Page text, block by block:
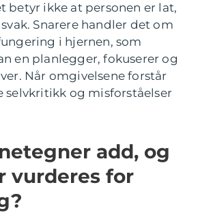
betyr ikke at personen er lat,
Snarere handler det om
i hjernen, som
en planlegger, fokuserer og
Når omgivelsene forstår
selvkritikk og misforståelser
add, og
vurderes for